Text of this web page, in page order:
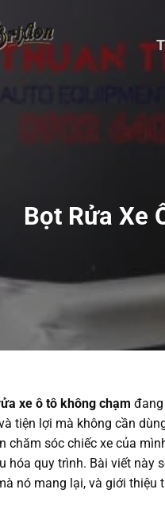
Bọt Rửa Xe
xe ô tô không chạm
tiện lợi mà không cần
chăm sóc chiếc xe của
hóa quy trình. Bài viết này
nó mang lại, và giới thiệu